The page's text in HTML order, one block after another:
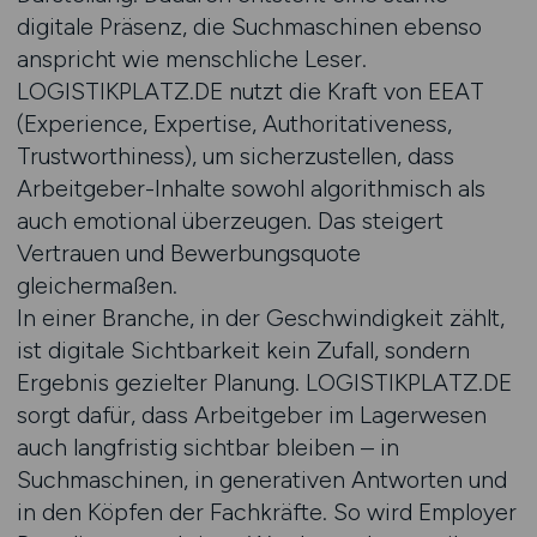
digitale Präsenz, die Suchmaschinen ebenso
anspricht wie menschliche Leser.
LOGISTIKPLATZ.DE nutzt die Kraft von EEAT
(Experience, Expertise, Authoritativeness,
Trustworthiness), um sicherzustellen, dass
Arbeitgeber-Inhalte sowohl algorithmisch als
auch emotional überzeugen. Das steigert
Vertrauen und Bewerbungsquote
gleichermaßen.
In einer Branche, in der Geschwindigkeit zählt,
ist digitale Sichtbarkeit kein Zufall, sondern
Ergebnis gezielter Planung. LOGISTIKPLATZ.DE
sorgt dafür, dass Arbeitgeber im Lagerwesen
auch langfristig sichtbar bleiben – in
Suchmaschinen, in generativen Antworten und
in den Köpfen der Fachkräfte. So wird Employer